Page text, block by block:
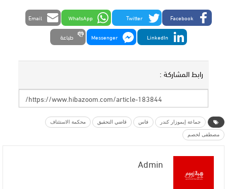
Facebook
Twitter
WhatsApp
Email
LinkedIn
Messenger طباعة
رابط المشاركة :
جماعة إيموزار كندر فاس قاضي التحقيق محكمة الاستئناف
مصطفى لخصم
Admin